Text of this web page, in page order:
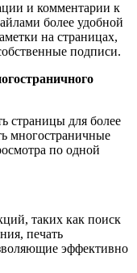
и комментарии к
более удобной
на страницах,
подписи.
страницы для более
многостраничные
по одной
таких как поиск
печать
эффективно